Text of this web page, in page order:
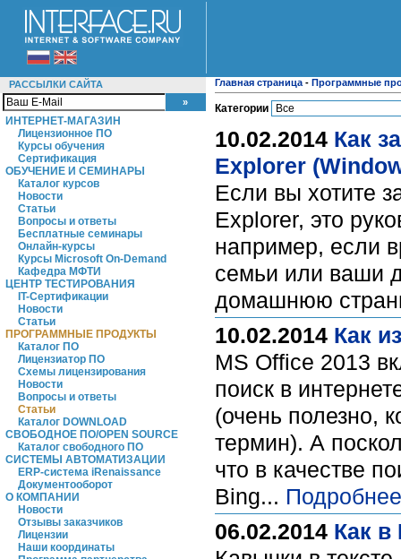
РАССЫЛКИ САЙТА
ИНТЕРНЕТ-МАГАЗИН
Лицензионное ПО
Курсы обучения
Сертификация
ОБУЧЕНИЕ И СЕМИНАРЫ
Каталог курсов
Новости
Статьи
Вопросы и ответы
Бесплатные семинары
Онлайн-курсы
Курсы Microsoft On-Demand
Кафедра МФТИ
ЦЕНТР ТЕСТИРОВАНИЯ
IT-Сертификации
Новости
Статьи
ПРОГРАММНЫЕ ПРОДУКТЫ
Каталог ПО
Лицензиатор ПО
Схемы лицензирования
Новости
Вопросы и ответы
Статьи
Каталог DOWNLOAD
СВОБОДНОЕ ПО/OPEN SOURCE
Каталог свободного ПО
СИСТЕМЫ АВТОМАТИЗАЦИИ
ERP-система iRenaissance
Документооборот
О КОМПАНИИ
Новости
Отзывы заказчиков
Лицензии
Наши координаты
Главная страница - Программные
Категории
10.02.2014 Как
Explorer
Если вы хотите
Explorer, это
например, если
семьи или ваши
домашнюю
10.02.2014 Как
MS Office 2013
поиск в
(очень полезно,
термин). А
что в качестве
Bing...
06.02.2014 Как в